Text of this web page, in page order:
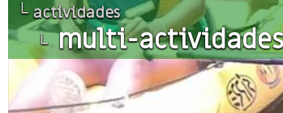
└actividades
└ multi-actividades